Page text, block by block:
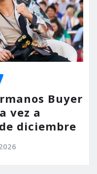
Buyer
vez a
diciembre